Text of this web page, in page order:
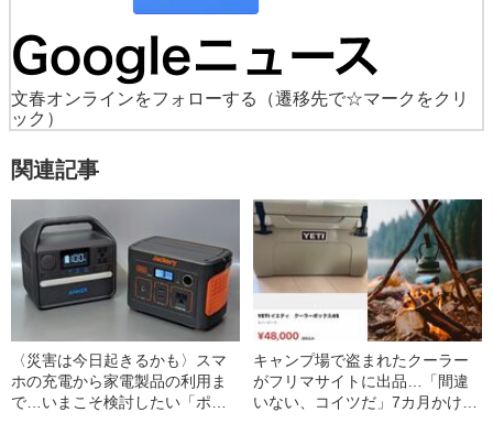
文春オンラインをフォローする
（遷移先で☆マークをクリ
ック）
関連記事
〈災害は今日起きるかも〉スマ
ホの充電から家電製品の利用ま
で…いまこそ検討したい「ポー
キャンプ場で盗まれたクーラー
がフリマサイトに出品…「間違
いない、コイツだ」7カ月かけて